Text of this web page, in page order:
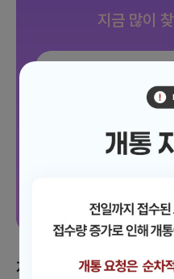
지금 많이
조이 음성자유
문자 100건
월 3,300원/ 평생
지금 받을 수 있는 혜택